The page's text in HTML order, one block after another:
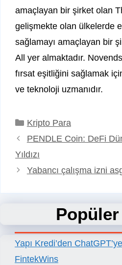
amaçlayan bir şirket olan
gelişmekte olan ülkelerde
sağlamayı amaçlayan bir
All yer almaktadır.
fırsat eşitliğini sağlamak
ve teknoloji uzmanıdır.
Kategoriler
Kripto Para
PENDLE Coin: DeFi
Yıldızı
Yabancı çalışma izni
Popüler
Yapı Kredi’den
FintekWins